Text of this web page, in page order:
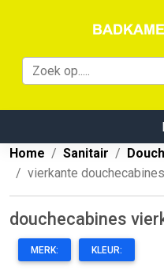
Home
Sanitair
vierkante douchecabines
douchecabines
MERK: KLEUR: